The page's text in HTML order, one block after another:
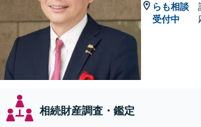
らも相談
受付中
相続財産調査・鑑定